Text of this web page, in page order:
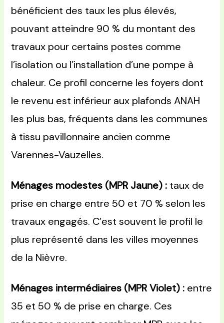
bénéficient des taux les plus élevés,
pouvant atteindre 90 % du montant des
travaux pour certains postes comme
l’isolation ou l’installation d’une pompe à
chaleur. Ce profil concerne les foyers dont
le revenu est inférieur aux plafonds ANAH
les plus bas, fréquents dans les communes
à tissu pavillonnaire ancien comme
Varennes-Vauzelles.
Ménages modestes (MPR Jaune) : taux de
prise en charge entre 50 et 70 % selon les
travaux engagés. C’est souvent le profil le
plus représenté dans les villes moyennes
de la Nièvre.
Ménages intermédiaires (MPR Violet) : entre
35 et 50 % de prise en charge. Ces